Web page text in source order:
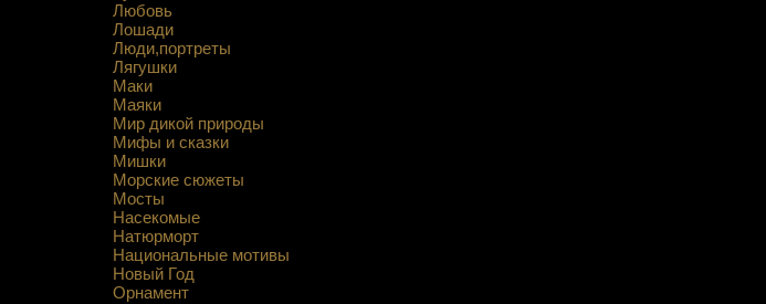
Любовь
Лошади
Люди,портреты
Лягушки
Маки
Маяки
Мир дикой природы
Мифы и сказки
Мишки
Морские сюжеты
Мосты
Насекомые
Натюрморт
Национальные мотивы
Новый Год
Орнамент